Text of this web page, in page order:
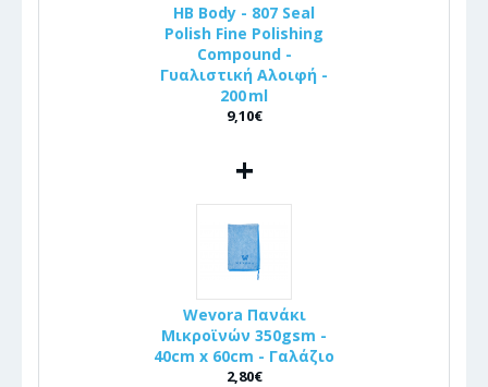
HB Body - 807 Seal
Polish Fine Polishing
Compound -
Γυαλιστική Αλοιφή -
200 ml
9,10€
+
Wevora Πανάκι
Μικροϊνών 350gsm -
40cm x 60cm - Γαλάζιο
2,80€